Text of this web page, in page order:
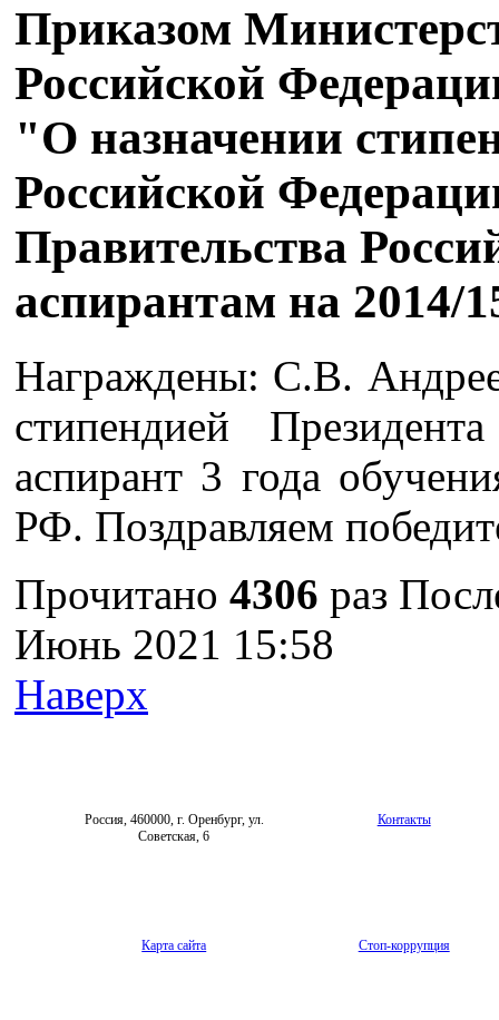
Приказом
Российской
"О назначении
Российской
Правительства
аспирантам на 2014/
Награждены: С.В.
стипендией
аспирант 3 года
РФ. Поздравляем
Прочитано 4306 раз
Июнь 2021 15:58
Наверх
Россия, 460000, г. Оренбург, ул.
Советская, 6
Контакты
Карта сайта Стоп-коррупция